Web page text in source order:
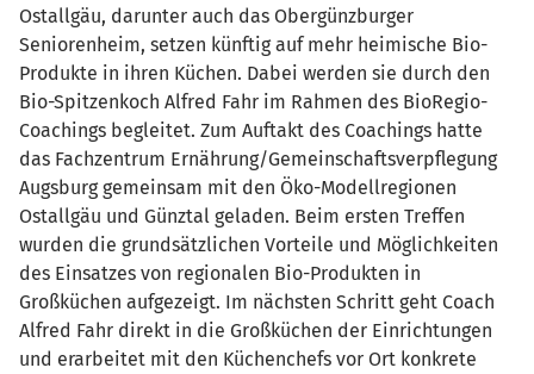
Ostallgäu, darunter auch das Obergünzburger
Seniorenheim, setzen künftig auf mehr heimische Bio-
Produkte in ihren Küchen. Dabei werden sie durch den
Bio-Spitzenkoch Alfred Fahr im Rahmen des BioRegio-
Coachings begleitet. Zum Auftakt des Coachings hatte
das Fachzentrum Ernährung/Gemeinschaftsverpflegung
Augsburg gemeinsam mit den Öko-Modellregionen
Ostallgäu und Günztal geladen. Beim ersten Treffen
wurden die grundsätzlichen Vorteile und Möglichkeiten
des Einsatzes von regionalen Bio-Produkten in
Großküchen aufgezeigt. Im nächsten Schritt geht Coach
Alfred Fahr direkt in die Großküchen der Einrichtungen
und erarbeitet mit den Küchenchefs vor Ort konkrete